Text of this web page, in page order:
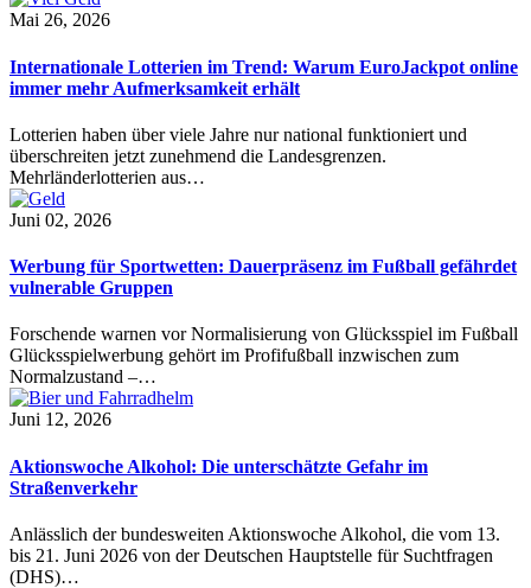
Mai 26, 2026
Internationale Lotterien im Trend: Warum EuroJackpot online
immer mehr Aufmerksamkeit erhält
Lotterien haben über viele Jahre nur national funktioniert und
überschreiten jetzt zunehmend die Landesgrenzen.
Mehrländerlotterien aus…
Juni 02, 2026
Werbung für Sportwetten: Dauerpräsenz im Fußball gefährdet
vulnerable Gruppen
Forschende warnen vor Normalisierung von Glücksspiel im Fußball
Glücksspielwerbung gehört im Profifußball inzwischen zum
Normalzustand –…
Juni 12, 2026
Aktionswoche Alkohol: Die unterschätzte Gefahr im
Straßenverkehr
Anlässlich der bundesweiten Aktionswoche Alkohol, die vom 13.
bis 21. Juni 2026 von der Deutschen Hauptstelle für Suchtfragen
(DHS)…